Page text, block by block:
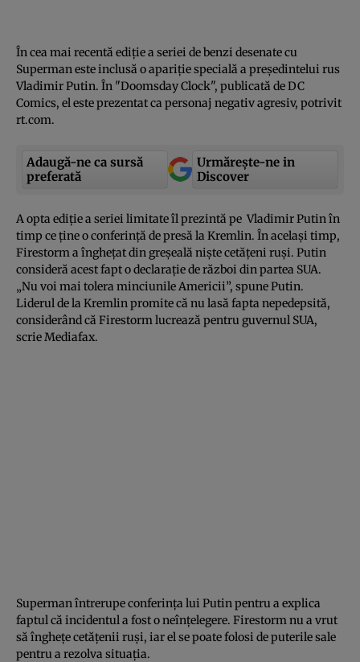
În cea mai recentă ediţie a seriei de benzi desenate cu
Superman este inclusă o apariţie specială a preşedintelui rus
Vladimir Putin. În "Doomsday Clock", publicată de DC
Comics, el este prezentat ca personaj negativ agresiv, potrivit
rt.com.
Adaugă-ne ca sursă
preferată
Urmărește-ne in
Discover
A opta ediţie a seriei limitate îl prezintă pe Vladimir Putin în
timp ce ţine o conferinţă de presă la Kremlin. În acelaşi timp,
Firestorm a îngheţat din greşeală nişte cetăţeni ruşi. Putin
consideră acest fapt o declaraţie de război din partea SUA.
„Nu voi mai tolera minciunile Americii”, spune Putin.
Liderul de la Kremlin promite că nu lasă fapta nepedepsită,
considerând că Firestorm lucrează pentru guvernul SUA,
scrie Mediafax.
Superman întrerupe conferinţa lui Putin pentru a explica
faptul că incidentul a fost o neînţelegere. Firestorm nu a vrut
să îngheţe cetăţenii ruşi, iar el se poate folosi de puterile sale
pentru a rezolva situaţia.